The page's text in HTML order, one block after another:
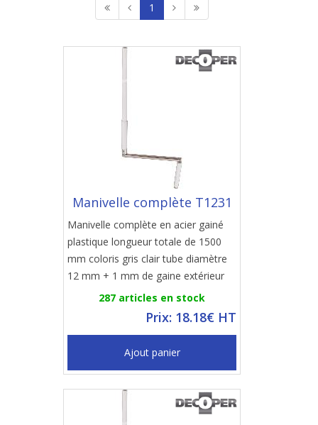
1
Manivelle complète T1231
Manivelle complète en acier gainé
plastique longueur totale de 1500
mm coloris gris clair tube diamètre
12 mm + 1 mm de gaine extérieur
287 articles en stock
Prix: 18.18€ HT
Ajout panier